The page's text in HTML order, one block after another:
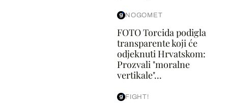
NOGOMET
FOTO Torcida podigla
transparente koji će
odjeknuti Hrvatskom:
Prozvali "moralne
vertikale"...
FIGHT!